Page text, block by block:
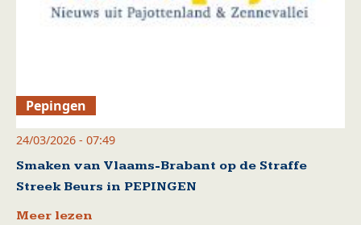
Pepingen
24/03/2026 - 07:49
Smaken van Vlaams-Brabant op de Straffe
Streek Beurs in PEPINGEN
Meer lezen